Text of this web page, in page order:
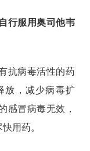
行服用奥司他韦
抗病毒活性的药
放，减少病毒扩
感冒病毒无效，
用药。